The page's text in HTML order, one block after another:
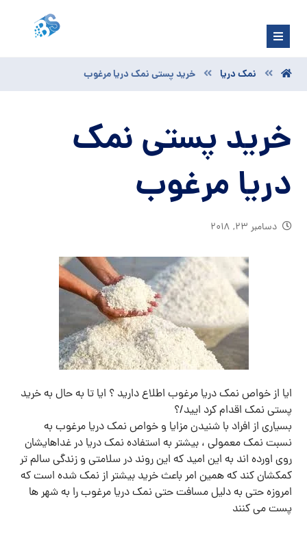
نمک دریا خرید پستی نمک دریا مرغوب
خرید پستی نمک
دریا مرغوب
دسامبر ۲۳, ۲۰۱۸
ایا از خواص نمک دریا مرغوب اطلاع دارید ؟ ایا تا به حال به خرید
پستی نمک اقدام کرد ایید/؟
بسیاری از افراد با شنیدن مزایا و خواص نمک دریا مرغوب به
نسبت نمک معمولی ، بیشتر به استفاده نمک دریا در غداهایشان
روی اورده اند به این امید که این روند در سلامتی و زندگی سالم تر
کمکشان کند که همین امر باعث خرید بیشتر از نمک شده است که
امروزه حتی به دلیل مسافت حتی نمک دریا مرغوب را به شهر ها
پست می کنند